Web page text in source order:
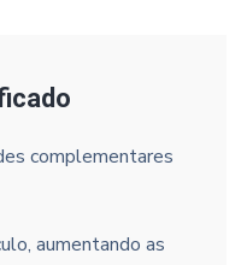
complementares
aumentando as